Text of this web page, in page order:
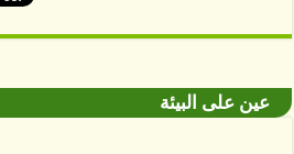
عين على البيئة